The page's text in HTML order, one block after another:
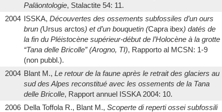
Paläontologie, Stalactite 54: 11.
2004 ISSKA, Découvertes des ossements subfossiles d’un ours
brun (Ursus arctos) et d’un bouquetin (Capra ibex) datés de
la fin du Pléistocène supérieur-début de l’Holocène à la grotte
“Tana delle Bricolle” (Arogno, TI), Rapporto al MCSN: 1-9
(non pubbl.).
2004 Blant M., Le retour de la faune après le retrait des glaciers au
sud des Alpes reconstitué avec les ossements de la Tana
delle Bricolle, Rapport annuel ISSKA 2004: 10.
2006 Della Toffola R., Blant M., Scoperte di reperti ossei subfossili